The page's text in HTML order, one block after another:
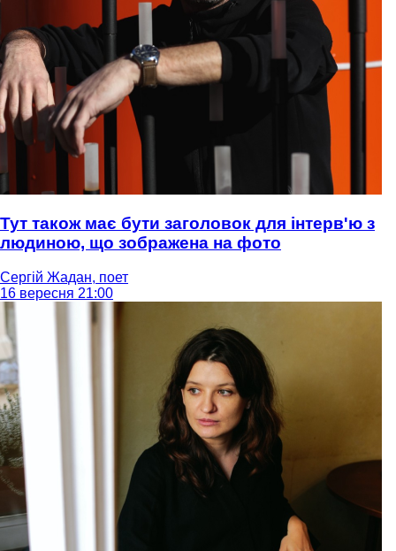
Тут також має бути заголовок для інтерв'ю з
людиною, що зображена на фото
Сергій Жадан, поет
16 вересня 21:00